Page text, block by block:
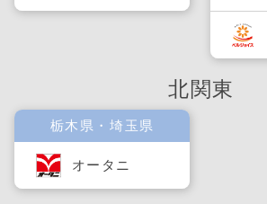
北関東
栃木県・埼玉県
オータニ